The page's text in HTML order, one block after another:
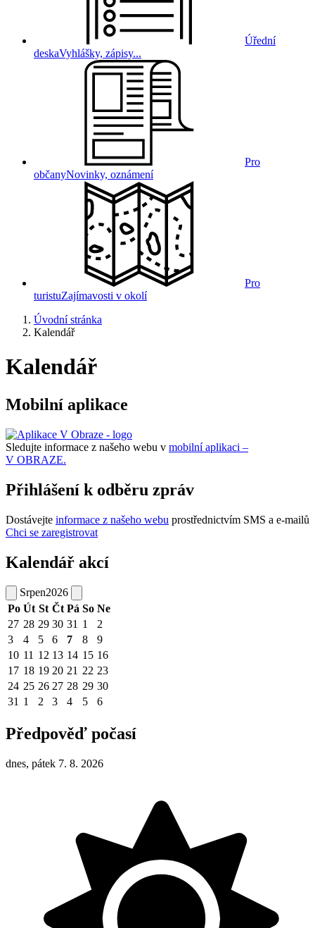
Úřední
deskaVyhlášky, zápisy...
Pro
občanyNovinky, oznámení
Pro
turistuZajímavosti v okolí
Úvodní stránka
Kalendář
Kalendář
Mobilní aplikace
Sledujte informace z našeho webu v mobilní aplikaci –
V OBRAZE.
Přihlášení k odběru zpráv
Dostávejte informace z našeho webu prostřednictvím SMS a e-mailů
Chci se zaregistrovat
Kalendář akcí
Srpen2026
Po Út St Čt Pá So Ne
27 28 29 30 31 1
2
3
4 5 6 7 8
9
10 11 12 13 14 15 16
17 18 19 20 21 22 23
24 25 26 27 28 29 30
31 1 2 3 4 5 6
Předpověď počasí
dnes, pátek 7. 8. 2026